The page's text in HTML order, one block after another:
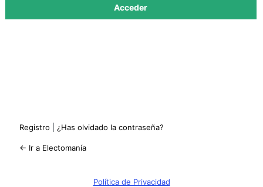
Registro ¿Has olvidado la contraseña?
← Ir a Electomanía
Política de Privacidad